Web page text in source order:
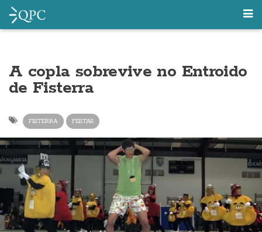
A copla sobrevive no Entroido
de Fisterra
FISTERRA FESTAS